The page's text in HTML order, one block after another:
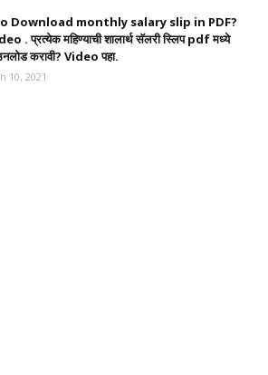
Download monthly salary slip in PDF?
. प्रत्येक महिण्याची शालार्थ सॅलरी स्लिप pdf मध्ये
करावी? Video पहा.
10, 2021